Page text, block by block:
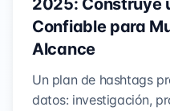
2025: Construye
Confiable para
Alcance
Un plan de hashtags
datos: investigación,